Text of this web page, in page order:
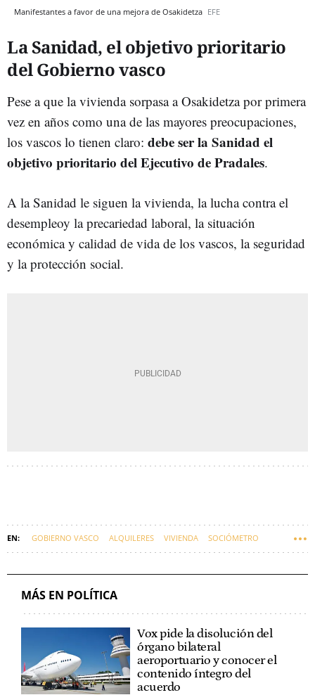
Manifestantes a favor de una mejora de Osakidetza EFE
La Sanidad, el objetivo prioritario
del Gobierno vasco
Pese a que la vivienda sorpasa a Osakidetza por primera
vez en años como una de las mayores preocupaciones,
los vascos lo tienen claro: debe ser la Sanidad el
objetivo prioritario del Ejecutivo de Pradales.
A la Sanidad le siguen la vivienda, la lucha contra el
desempleoy la precariedad laboral, la situación
económica y calidad de vida de los vascos, la seguridad
y la protección social.
GOBIERNO VASCO ALQUILERES VIVIENDA SOCIÓMETRO
MÁS EN POLÍTICA
Vox pide la disolución del
órgano bilateral
aeroportuario y conocer el
contenido íntegro del
acuerdo